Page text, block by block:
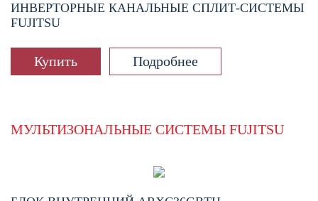
ИНВЕРТОРНЫЕ КАНАЛЬНЫЕ СПЛИТ-СИСТЕМЫ
FUJITSU
Купить Подробнее
МУЛЬТИЗОНАЛЬНЫЕ СИСТЕМЫ FUJITSU